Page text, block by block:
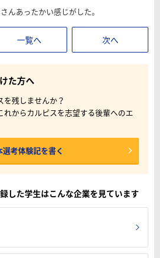
んあったかい感じがした。
一覧へ 次へ
た方へ
残しませんか？
れからカルピスを志望する後輩へのエ
選考体験記を書く
した学生はこんな企業を見ています